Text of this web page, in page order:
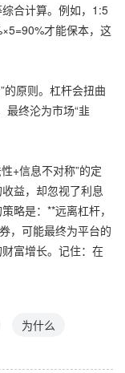
合计算。例如，1:5
才能保本，这
的原则。杠杆会扭曲
最终沦为市场“韭
+信息不对称”的定
益，却忽视了利息
略是：**远离杠杆，
，可能最终为平台的
富增长。记住：在
为什么